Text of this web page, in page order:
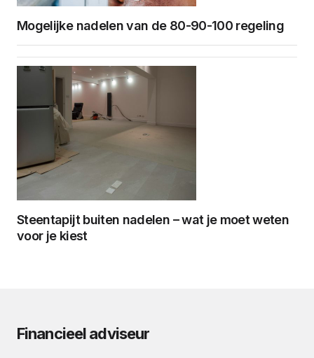
Mogelijke nadelen van de 80-90-100 regeling
Steentapijt buiten nadelen – wat je moet weten
voor je kiest
Financieel adviseur